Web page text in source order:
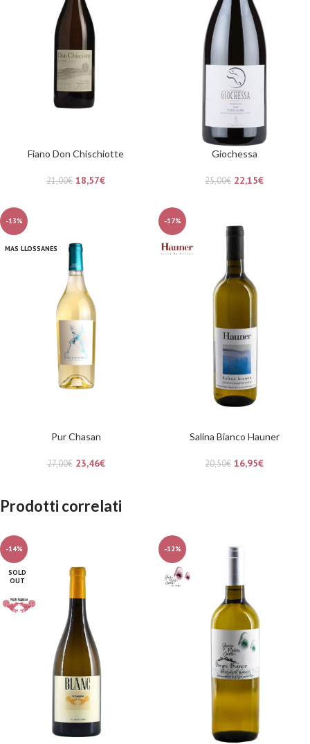
Fiano Don Chischiotte
21,00€ 18,57€
Giochessa
25,00€ 22,15€
-13%
MAS LLOSSANES
Pur Chasan
27,00€ 23,46€
-17%
Salina Bianco Hauner
20,50€ 16,95€
Prodotti correlati
-14%
SOLD
OUT
-12%